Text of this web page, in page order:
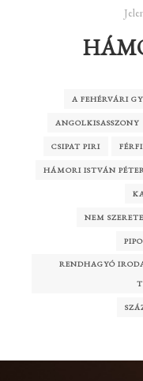
A FEHÉRVÁRI
ANGOLKISASSZONY
CSIPAT PIRI
HÁMORI ISTVÁN
NEM
RENDHAGYÓ